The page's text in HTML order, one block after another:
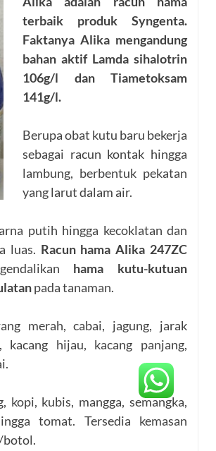
terbaik produk Syngenta.
Faktanya Alika mengandung
bahan aktif Lamda sihalotrin
106g/l danTiametoksam
141g/l.
Berupa obat kutu baru bekerja
sebagai racun kontak hingga
lambung, berbentuk pekatan
yang larut dalam air.
putih hingga kecoklatan dan
luas. Racun hama Alika 247ZC
hama kutu-kutuan
pada tanaman.
merah, cabai, jagung, jarak
kacang hijau, kacang panjang,
kopi, kubis, mangga, semangka,
tomat. Tersedia kemasan
botol.